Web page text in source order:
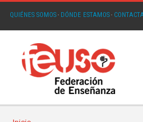
QUIÉNES SOMOS· DÓNDE ESTAMOS·